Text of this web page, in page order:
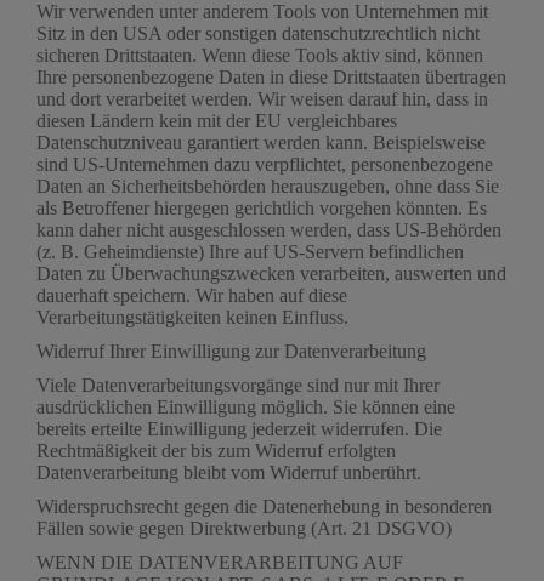
Wir verwenden unter anderem Tools von Unternehmen mit
Sitz in den USA oder sonstigen datenschutzrechtlich nicht
sicheren Drittstaaten. Wenn diese Tools aktiv sind, können
Ihre personenbezogene Daten in diese Drittstaaten übertragen
und dort verarbeitet werden. Wir weisen darauf hin, dass in
diesen Ländern kein mit der EU vergleichbares
Datenschutzniveau garantiert werden kann. Beispielsweise
sind US-Unternehmen dazu verpflichtet, personenbezogene
Daten an Sicherheitsbehörden herauszugeben, ohne dass Sie
als Betroffener hiergegen gerichtlich vorgehen könnten. Es
kann daher nicht ausgeschlossen werden, dass US-Behörden
(z. B. Geheimdienste) Ihre auf US-Servern befindlichen
Daten zu Überwachungszwecken verarbeiten, auswerten und
dauerhaft speichern. Wir haben auf diese
Verarbeitungstätigkeiten keinen Einfluss.
Widerruf Ihrer Einwilligung zur Datenverarbeitung
Viele Datenverarbeitungsvorgänge sind nur mit Ihrer
ausdrücklichen Einwilligung möglich. Sie können eine
bereits erteilte Einwilligung jederzeit widerrufen. Die
Rechtmäßigkeit der bis zum Widerruf erfolgten
Datenverarbeitung bleibt vom Widerruf unberührt.
Widerspruchsrecht gegen die Datenerhebung in besonderen
Fällen sowie gegen Direktwerbung (Art. 21 DSGVO)
WENN DIE DATENVERARBEITUNG AUF